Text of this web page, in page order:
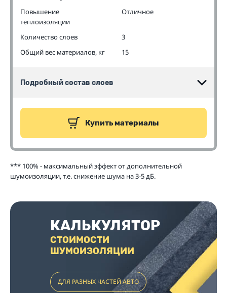
Повышение
теплоизоляции
Отличное
Количество слоев
3
Общий вес материалов, кг
15
Подробный состав слоев
Купить материалы
*** 100% - максимальный эффект от дополнительной
шумоизоляции, т.е. снижение шума на 3-5 дБ.
КАЛЬКУЛЯТОР
СТОИМОСТИ
ШУМОИЗОЛЯЦИИ
ДЛЯ РАЗНЫХ ЧАСТЕЙ АВТО